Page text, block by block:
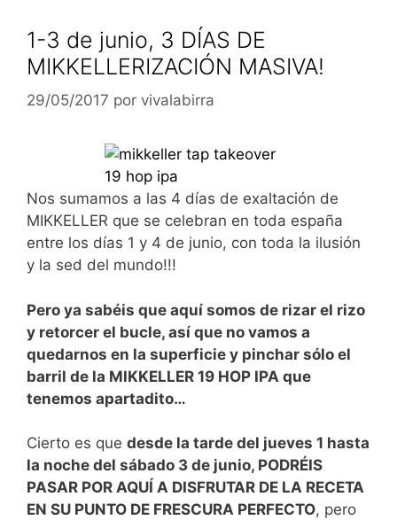
1-3 de junio, 3 DÍAS DE
MIKKELLERIZACIÓN MASIVA!
29/05/2017 por vivalabirra
Nos sumamos a las 4 días de exaltación de
MIKKELLER que se celebran en toda españa
entre los días 1 y 4 de junio, con toda la ilusión
y la sed del mundo!!!
Pero ya sabéis que aquí somos de rizar el rizo
y retorcer el bucle, así que no vamos a
quedarnos en la superficie y pinchar sólo el
barril de la MIKKELLER 19 HOP IPA que
tenemos apartadito…
Cierto es que desde la tarde del jueves 1 hasta
la noche del sábado 3 de junio, PODRÉIS
PASAR POR AQUÍ A DISFRUTAR DE LA RECETA
EN SU PUNTO DE FRESCURA PERFECTO, pero